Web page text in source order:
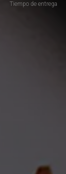
Tiempo de entrega